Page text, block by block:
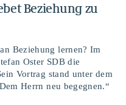
Beziehung zu
Beziehung lernen? Im
Oster SDB die
Vortrag stand unter dem
Herrn neu begegnen.“